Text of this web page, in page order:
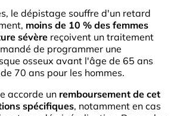
le dépistage souffre d'un retard
moins de 10 % des femmes
sévère reçoivent un traitement
de programmer une
osseux avant l'âge de 65 ans
70 ans pour les hommes.
accorde un remboursement de cet
spécifiques, notamment en cas